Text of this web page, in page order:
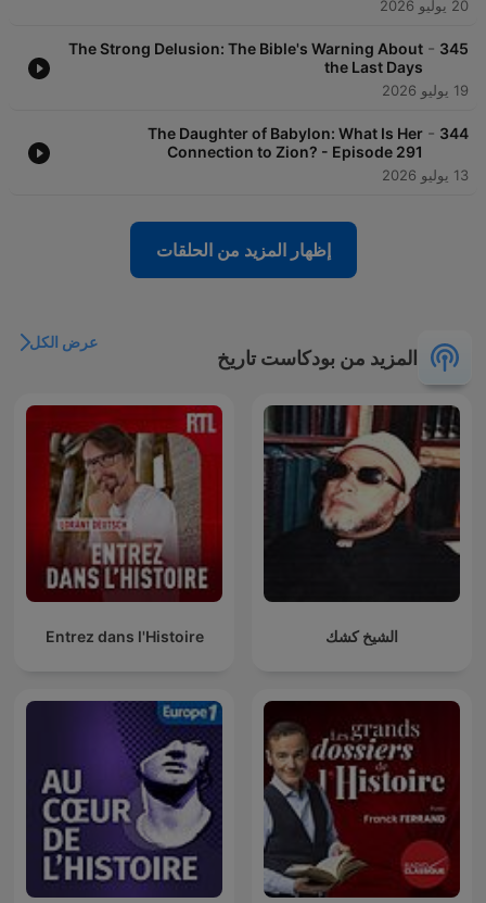
20 يوليو 2026
345
-
The Strong Delusion: The Bible's Warning About
the Last Days
19 يوليو 2026
344
-
The Daughter of Babylon: What Is Her
Connection to Zion? - Episode 291
13 يوليو 2026
إظهار المزيد من الحلقات
المزيد من بودكاست تاريخ
عرض الكل
الشيخ كشك Entrez dans l'Histoire